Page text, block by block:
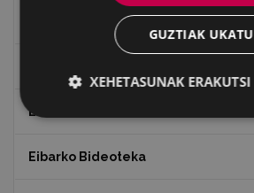
"Gure Herria" aldizkaria
EXFIBAR
Eibarko Bideoteka
GUZTIAK UKATU
XEHETASUNAK ERAKUTSI